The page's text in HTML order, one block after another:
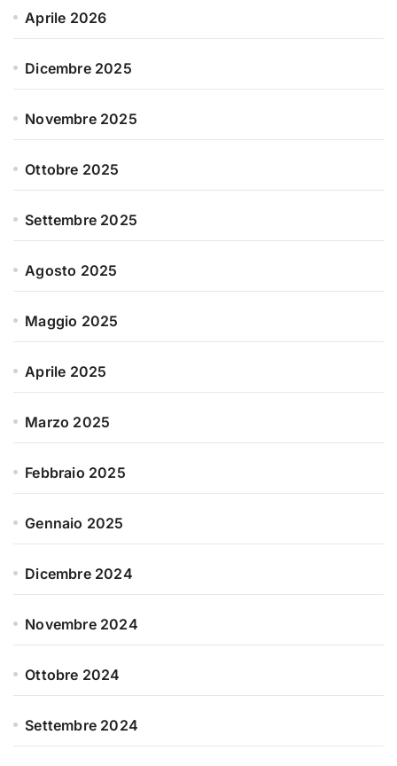
Aprile 2026
Dicembre 2025
Novembre 2025
Ottobre 2025
Settembre 2025
Agosto 2025
Maggio 2025
Aprile 2025
Marzo 2025
Febbraio 2025
Gennaio 2025
Dicembre 2024
Novembre 2024
Ottobre 2024
Settembre 2024